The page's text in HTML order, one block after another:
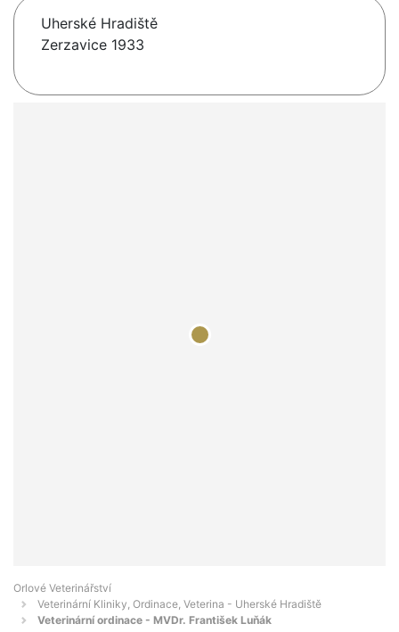
Uherské Hradiště
Zerzavice 1933
Orlové Veterinářství
Veterinární Kliniky, Ordinace, Veterina - Uherské Hradiště
Veterinární ordinace - MVDr. František Luňák